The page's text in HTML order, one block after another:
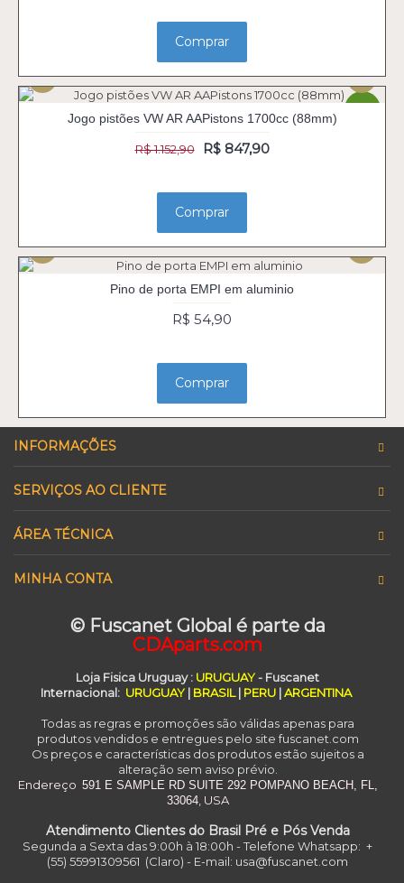
Comprar
Jogo pistões VW AR AAPistons 1700cc (88mm)
R$ 1.152,90 R$ 847,90
Comprar
Pino de porta EMPI em aluminio
R$ 54,90
Comprar
INFORMAÇÕES
SERVIÇOS AO CLIENTE
ÁREA TÉCNICA
MINHA CONTA
© Fuscanet Global é parte da
CDAparts.com
Loja Fisica Uruguay: URUGUAY- Fuscanet
Internacional: URUGUAY | BRASIL| PERU |ARGENTINA
Todas as regras e promoções são válidas apenas para
produtos vendidos e entregues pelo site fuscanet.com
Os preços e características dos produtos estão sujeitos a
alteração sem aviso prévio.
Endereço 591 E SAMPLE RD SUITE 292 POMPANO BEACH, FL,
33064, USA
Atendimento Clientes do Brasil Pré e Pós Venda
Segunda a Sexta das 9:00h à 18:00h - Telefone Whatsapp: +
(55) 55991309561 (Claro) - E-mail: usa@fuscanet.com